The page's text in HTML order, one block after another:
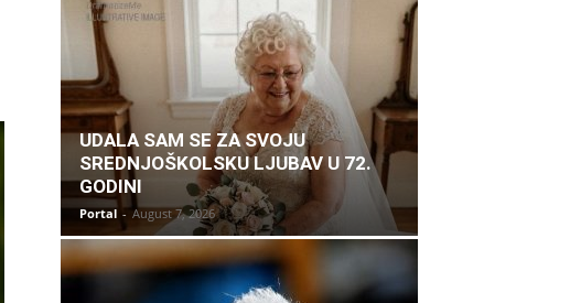
UDALA SAM SE ZA SVOJU
SREDNJOŠKOLSKU LJUBAV U 72.
GODINI
Portal - August 7, 2026